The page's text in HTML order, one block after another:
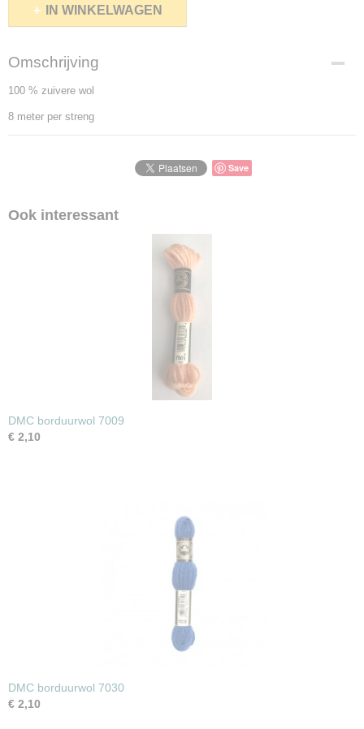
IN WINKELWAGEN
Omschrijving
100 % zuivere wol
8 meter per streng
Save
Ook interessant
DMC borduurwol 7009
€ 2,10
DMC borduurwol 7030
€ 2,10